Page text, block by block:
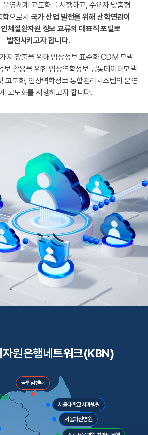
영체계 고도화를 시행하고, 수요자 맞춤형
으로서 국가 산업 발전을 위해 산학연관이
인체질환자원 정보 교류의 대표적 포털로
발전시키고자 합니다.
치 창출을 위해 임상정보 표준화 CDM 모델
보 활용을 위한 임상역학정보 공통데이터모델
도화, 임상역학정보 통합관리시스템의 운영
고도화를 시행하고자 합니다.
자원은행네트워크(KBN)
국립암센터
서울대학교치과병원
서울아산병원